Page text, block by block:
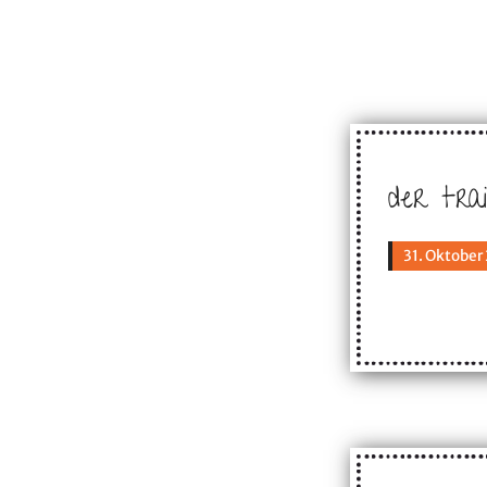
der
31. Oktober